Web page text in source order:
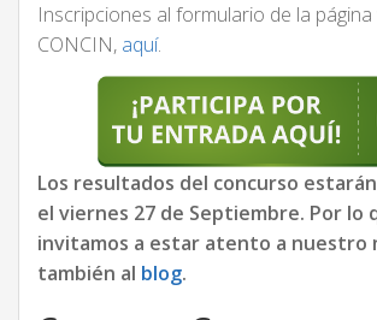
Inscripciones al formulario de la página
CONCIN, aquí.
Los resultados del concurso
el viernes 27 de Septiembre. Por lo
invitamos a estar atento a nuestro
también al blog.